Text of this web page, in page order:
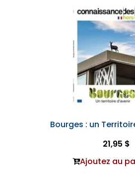
Bourges : un
21,95 $
Ajoutez au